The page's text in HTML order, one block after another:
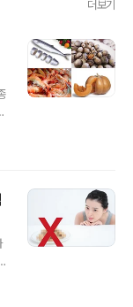
더보기